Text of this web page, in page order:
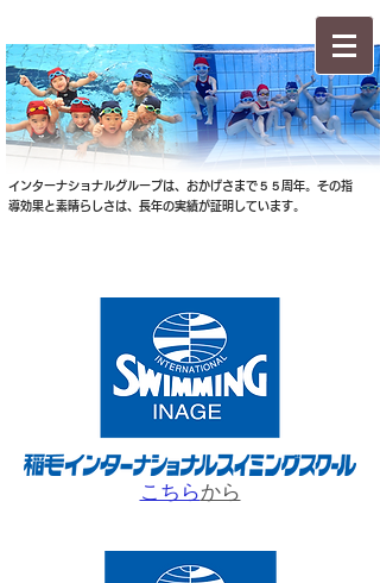
インターナショナルグループは、おかげさまで５５周年。その指
導効果と素晴らしさは、長年の実績が証明しています。
こちらから